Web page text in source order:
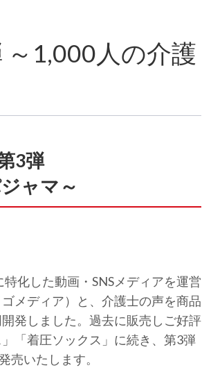
1,000人の介護
3弾
ャマ～
化した動画・SNSメディアを運営
メディア）と、介護士の声を商品
発しました。過去に販売しご好評
「着圧ソックス」に続き、第3弾
売いたします。